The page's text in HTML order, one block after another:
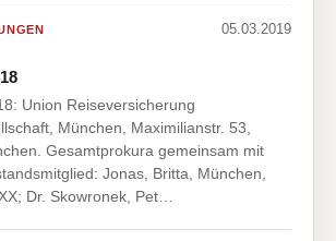
05.03.2019
Union Reiseversicherung
München, Maximilianstr. 53,
Gesamtprokura gemeinsam mit
Jonas, Britta, München,
Dr. Skowronek, Pet…